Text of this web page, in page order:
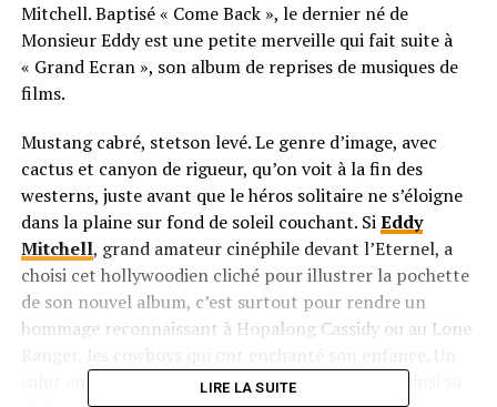
Mitchell. Baptisé « Come Back », le dernier né de
Monsieur Eddy est une petite merveille qui fait suite à
« Grand Ecran », son album de reprises de musiques de
films.
Mustang cabré, stetson levé. Le genre d’image, avec
cactus et canyon de rigueur, qu’on voit à la fin des
westerns, juste avant que le héros solitaire ne s’éloigne
dans la plaine sur fond de soleil couchant. SiEddy
Mitchell, grand amateur cinéphile devant l’Eternel, a
choisi cet hollywoodien cliché pour illustrer la pochette
de son nouvel album, c’est surtout pour rendre un
hommage reconnaissant à Hopalong Cassidy ou au Lone
salut en forme de clin d’œil. Car si Mr. Eddy tire ainsi sa
LIRE LA SUITE